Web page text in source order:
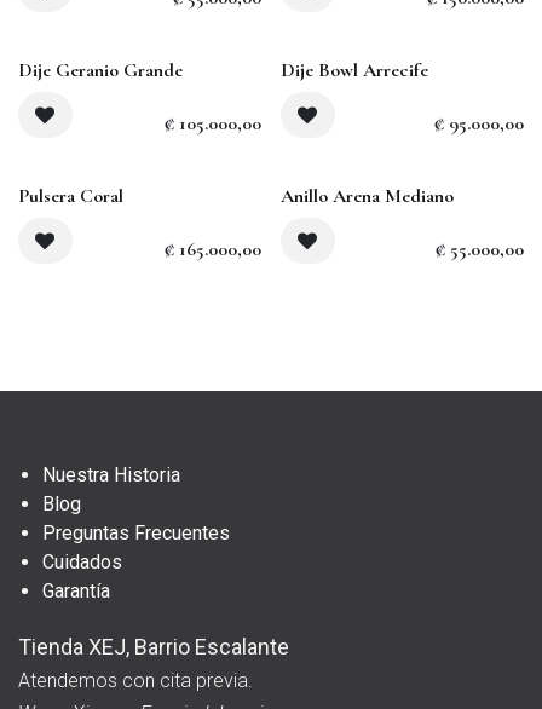
Dije Geranio Grande
₡ 105.000,00 Agotado
Dije Bowl Arrecife
₡ 95.000,00
Agotado
Pulsera Coral
₡ 165.000,00
Anillo Arena Mediano
₡ 55.000,00
Nuestra Historia
Blog
Preguntas Frecuentes
Cuidados
Garantía
Tienda XEJ, Barrio Escalante
Atendemos con cita previa.